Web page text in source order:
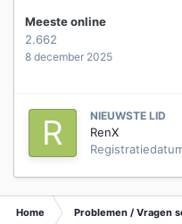
Meeste online
2.662
8 december 2025
NIEUWSTE LID
RenX
Home Problemen / Vragen